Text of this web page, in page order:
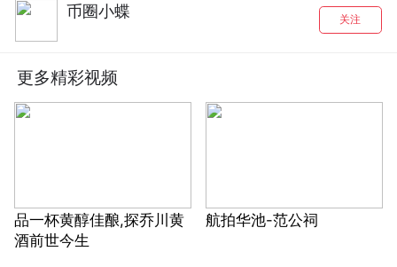
币圈小蝶 关注
更多精彩视频
品一杯黄醇佳酿,探乔川黄
酒前世今生
航拍华池-范公祠